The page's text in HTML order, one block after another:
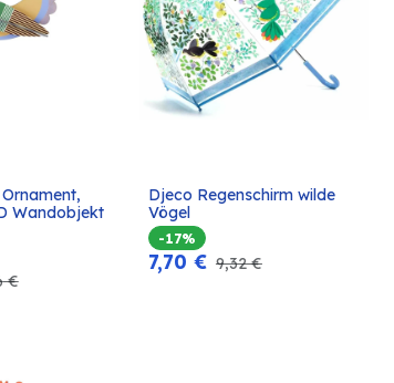
den
Wandobjekt
€
In den
Djeco Regenschirm wilde
Vögel
-17%
7,70 € 9,32€